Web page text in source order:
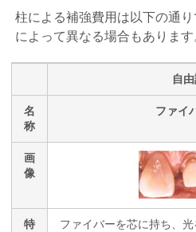
柱による補強費用は以下の通
によって異なる場合もあります
自
名
称
ファイ
画
像
特
ファイバーを芯に持ち、